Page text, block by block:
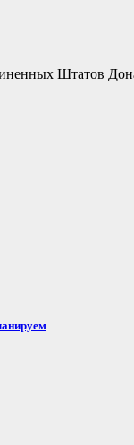
Штатов